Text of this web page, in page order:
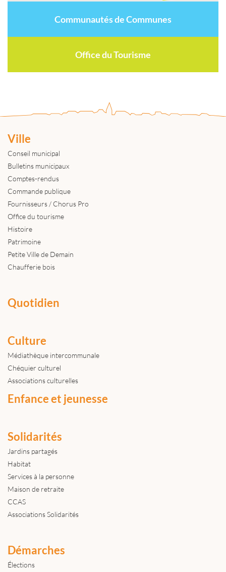
Communautés de Communes
Office du Tourisme
Ville
Conseil municipal
Bulletins municipaux
Comptes-rendus
Commande publique
Fournisseurs / Chorus Pro
Office du tourisme
Histoire
Patrimoine
Petite Ville de Demain
Chaufferie bois
Quotidien
Culture
Médiathèque intercommunale
Chéquier culturel
Associations culturelles
Enfance et jeunesse
Solidarités
Jardins partagés
Habitat
Services à la personne
Maison de retraite
CCAS
Associations Solidarités
Démarches
Élections